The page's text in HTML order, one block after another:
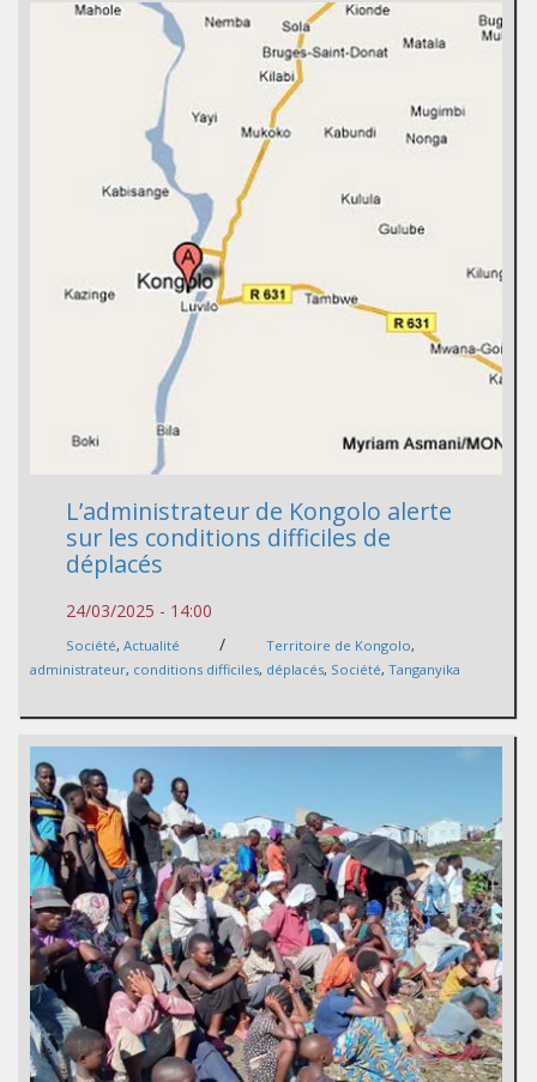
L’administrateur de Kongolo alerte
sur les conditions difficiles de
déplacés
24/03/2025 - 14:00
Société, Actualité / Territoire de Kongolo,
administrateur, conditions difficiles, déplacés, Société, Tanganyika